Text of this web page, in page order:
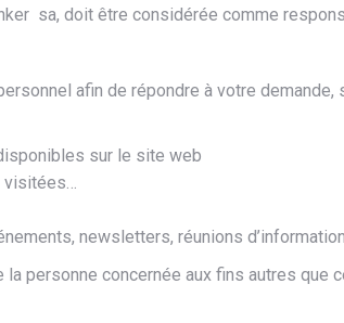
sa, doit être considérée comme
afin de répondre à votre demande,
sur le site web
visitées…
newsletters, réunions
personne concernée aux fins autres que